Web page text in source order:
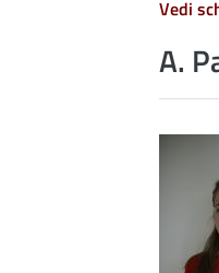
Vedi
A.